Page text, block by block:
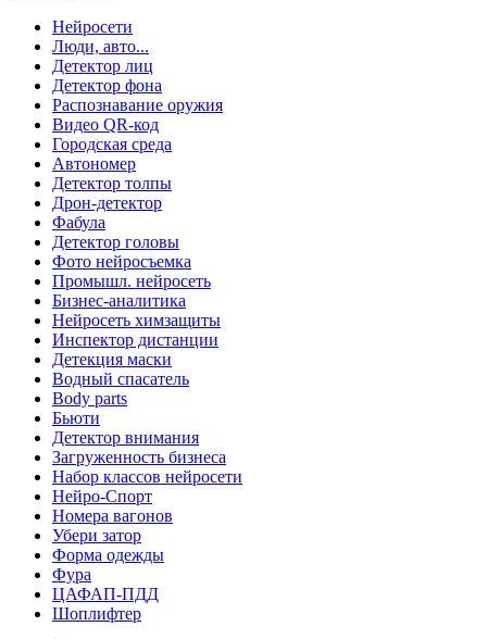
Нейросети
Люди, авто...
Детектор лиц
Детектор фона
Распознавание оружия
Видео QR-код
Городская среда
Автономер
Детектор толпы
Дрон-детектор
Фабула
Детектор головы
Фото нейросъемка
Промышл. нейросеть
Бизнес-аналитика
Нейросеть химзащиты
Инспектор дистанции
Детекция маски
Водный спасатель
Body parts
Бьюти
Детектор внимания
Загруженность бизнеса
Набор классов нейросети
Нейро-Спорт
Номера вагонов
Убери затор
Форма одежды
Фура
ЦАФАП-ПДД
Шоплифтер